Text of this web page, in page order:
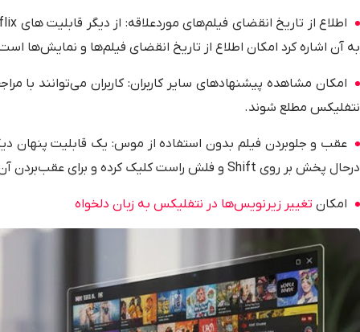
به آن اشاره کرد امکان اطلاع از تاریخ انقضای فیلم‌ها و نمایش‌ها
امکان مشاهده پیشنهادهای سایر کاربران: کاربران می‌توانند با
نتفلیکس مطلع شوند.
عقب و جلوبردن فیلم بدون استفاده از موس: یک قابلیت پنهان
درحال پخش بر روی Shift و فلش راست کلیک کرده و برای عقب‌بردن آن بر روی Shift و فلش چپ کلیک کنید.
امکان تغییر زیرنویس‌ها در نتفلیکس به زبان دلخواه